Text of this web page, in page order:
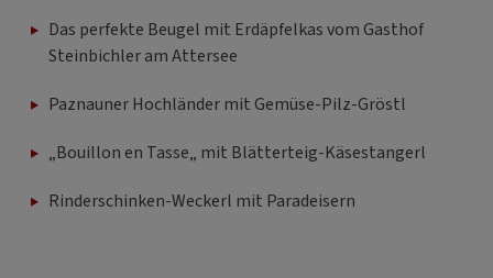
Das perfekte Beugel mit Erdäpfelkas vom Gasthof
Steinbichler am Attersee
Paznauner Hochländer mit Gemüse-Pilz-Gröstl
„Bouillon en Tasse„ mit Blätterteig-Käsestangerl
Rinderschinken-Weckerl mit Paradeisern